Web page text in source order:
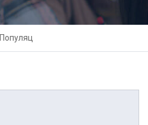
Популяц